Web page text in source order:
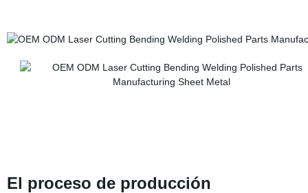
El proceso de producción